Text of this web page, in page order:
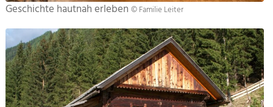
Geschichte hautnah erleben © Familie Leiter